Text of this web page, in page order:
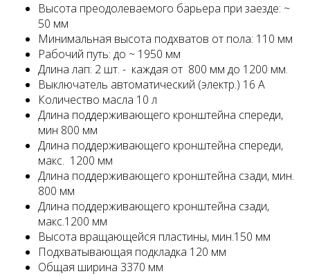
Высота преодолеваемого барьера при заезде: ~
50 мм
Минимальная высота подхватов от пола: 110 мм
Рабочий путь: до ~ 1950 мм
Длина лап: 2 шт. - каждая от 800 мм до 1200 мм.
Выключатель автоматический (электр.) 16 A
Количество масла 10 л
Длина поддерживающего кронштейна спереди,
мин 800 мм
Длина поддерживающего кронштейна спереди,
макс. 1200 мм
Длина поддерживающего кронштейна сзади, мин.
800 мм
Длина поддерживающего кронштейна сзади,
макс.1200 мм
Высота вращающейся пластины, мин.150 мм
Подхватывающая подкладка 120 мм
Общая ширина 3370 мм